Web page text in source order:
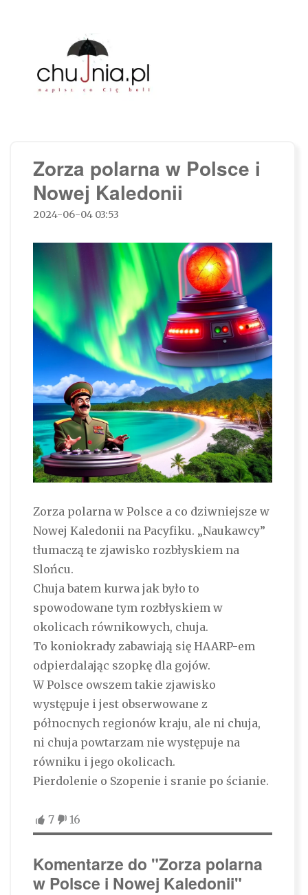
Zorza polarna w Polsce i
Nowej Kaledonii
2024-06-04 03:53
Zorza polarna w Polsce a co dziwniejsze w
Nowej Kaledonii na Pacyfiku. „Naukawcy”
tłumaczą te zjawisko rozbłyskiem na
Slońcu.
Chuja batem kurwa jak było to
spowodowane tym rozbłyskiem w
okolicach równikowych, chuja.
To koniokrady zabawiają się HAARP-em
odpierdalając szopkę dla gojów.
W Polsce owszem takie zjawisko
występuje i jest obserwowane z
północnych regionów kraju, ale ni chuja,
ni chuja powtarzam nie występuje na
równiku i jego okolicach.
Pierdolenie o Szopenie i sranie po ścianie.
7 16
Komentarze do "Zorza polarna
w Polsce i Nowej Kaledonii"